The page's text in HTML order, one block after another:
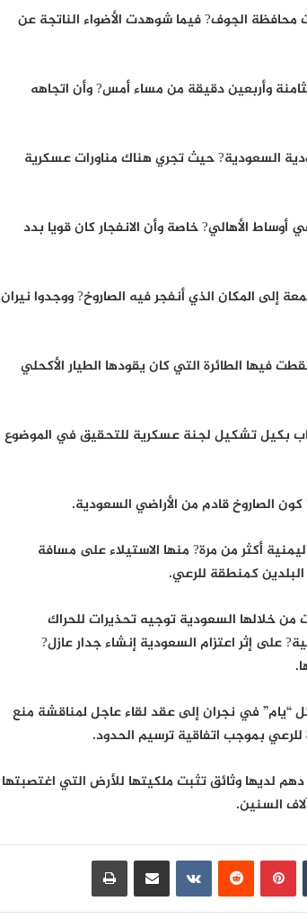
محافظة الجوف? فيما شوهدت الأضواء الناتجة عن
وأربعين دقيقة من مساء أمس? وأن اتجاهه
السعودية? حيث تجري هناك مناورات عسكرية
الأهالي? خاصة وأن الانفجار كان قويا بدد
إلى المكان الذي أنفجر فيه الصاروخ? ووجدوا نيران
فيها الطائرة التي كان يقودها الطيار الأكحلي
بكيل تشكيل لجنة عسكرية للتحقيق في الموضوع
كون الصاروخ قادم من الأراضي السعودية.
أكثر من مرة? منها الاستيلاء على مسافة
من خلالها السعودية توجيه تحذيرات للحراك
على إثر اعتزام السعودية إنشاء جدار عازل?
“يام” في نجران إلى عقد لقاء عاجل لمناقشة منع
لديها وثائق تثبت ملكيتها للأرض التي اغتصبتها
السنين.
بينتيريست مشاركة عبر البريد طباعة